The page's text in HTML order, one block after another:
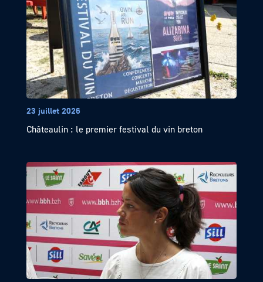
23 juillet 2026
Châteaulin : le premier festival du vin breton